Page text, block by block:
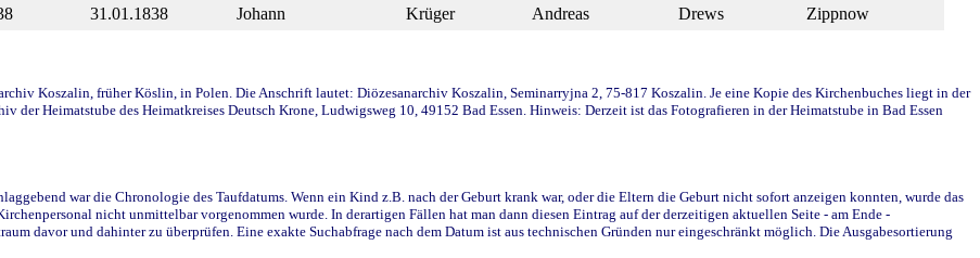
31.01.1838 Johann Krüger Andreas Drews Zippnow
Koszalin, früher Köslin, in Polen. Die Anschrift lautet: Diözesanarchiv Koszalin, Seminarryjna 2, 75-817 Koszalin. Je eine Kopie des Kirchenbuches liegt in der
der Heimatstube des Heimatkreises Deutsch Krone, Ludwigsweg 10, 49152 Bad Essen. Hinweis: Derzeit ist das Fotografieren in der Heimatstube in Bad Essen
war die Chronologie des Taufdatums. Wenn ein Kind z.B. nach der Geburt krank war, oder die Eltern die Geburt nicht sofort anzeigen konnten, wurde das
nicht unmittelbar vorgenommen wurde. In derartigen Fällen hat man dann diesen Eintrag auf der derzeitigen aktuellen Seite - am Ende -
davor und dahinter zu überprüfen. Eine exakte Suchabfrage nach dem Datum ist aus technischen Gründen nur eingeschränkt möglich. Die Ausgabesortierung